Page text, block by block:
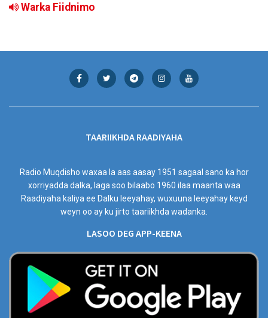
Warka Fiidnimo
TAARIIKHDA RAADIYAHA
Radio Muqdisho waxaa la aas aasay 1951 sagaal sano ka hor
xorriyadda dalka, laga soo bilaabo 1960 ilaa maanta waa
Raadiyaha kaliya ee Dalku leeyahay, wuxuuna leeyahay keyd
weyn oo ay ku jirto taariikhda wadanka.
LASOO DEG APP-KEENA